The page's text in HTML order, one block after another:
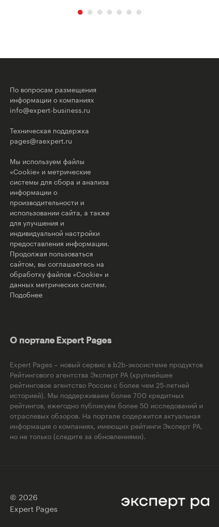
По вопросам размещения
информации о компаниях
info@expert-business.ru
Техническая поддержка
pages@raexpert.ru
Мы используем файлы
«Cookie» и метрические
системы для сбора и анализа
информации о
производительности и
использовании сайта, а также
для улучшения и
индивидуальной настройки
предоставления информации.
Продолжая пользоваться
сайтом, вы соглашаетесь на
обработку файлов «Cookie» и
данных метрических систем.
Подобнее
О портале Expert Pages
Expert Pages – новый сервис в b2b-экосистеме продуктов
Рейтингового агентства Эксперт РА (крупнейшее
рейтинговое агентство России с более чем 25-летней
историей). Мы поддерживаем более 700 кредитных
рейтингов, ежегодно публикуем более 50 исследований и
отраслевых обзоров. На портале содержится актуальная
информация о компаниях, имеющих рейтинги Эксперт РА,
но не только (следите за обновлениями).
© 2026
Expert Pages